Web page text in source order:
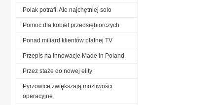
Polak potrafi. Ale najchętniej solo
Pomoc dla kobiet przedsiębiorczych
Ponad miliard klientów płatnej TV
Przepis na innowacje Made in Poland
Przez staże do nowej elity
Pyrzowice zwiększają możliwości
operacyjne